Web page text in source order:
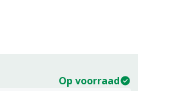
Op voorraad